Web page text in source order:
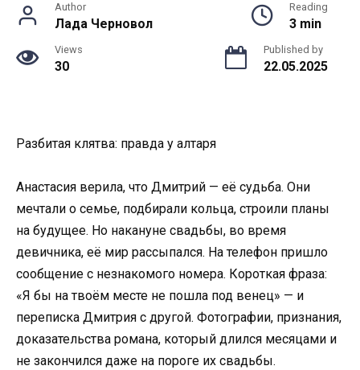
Author
Лада Черновол
Reading
3 min
Views
30
Published by
22.05.2025
Разбитая клятва: правда у алтаря
Анастасия верила, что Дмитрий — её судьба. Они
мечтали о семье, подбирали кольца, строили планы
на будущее. Но накануне свадьбы, во время
девичника, её мир рассыпался. На телефон пришло
сообщение с незнакомого номера. Короткая фраза:
«Я бы на твоём месте не пошла под венец» — и
переписка Дмитрия с другой. Фотографии, признания,
доказательства романа, который длился месяцами и
не закончился даже на пороге их свадьбы.